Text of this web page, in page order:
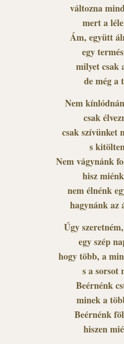
változna
mert a
Ám, együtt
egy
milyet csak
de még a
Nem
csak
csak szívünket
s
Nem vágynánk
hisz
nem élnénk
hagynánk
Úgy
egy szép
hogy több, a
s a sorsot
Beérnénk
minek a
Beérnénk
hiszen